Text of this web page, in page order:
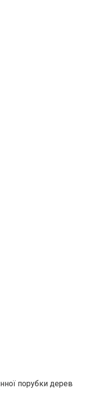
порубки дерев